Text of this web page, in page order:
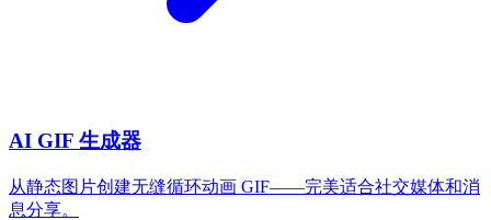
AI GIF 生成器
从静态图片创建无缝循环动画 GIF——完美适合社交媒体和消
息分享。